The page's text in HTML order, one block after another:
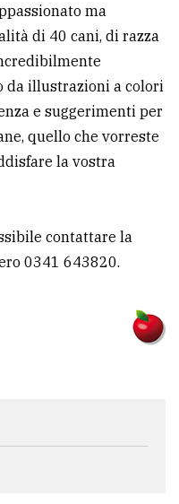
ma
di 40 cani, di razza
da illustrazioni a colori
e suggerimenti per
quello che vorreste
la vostra
contattare la
0341 643820.